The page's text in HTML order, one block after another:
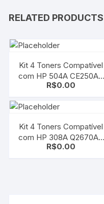
RELATED PRODUCTS
Kit 4 Toners Compatível
com HP 504A CE250A |
CE251A | CE252A |
CM3530 | CP3525
R$0.00
Kit 4 Toners Compatível
com HP 308A Q2670A |
Q2671A | Q2672A |
R$0.00